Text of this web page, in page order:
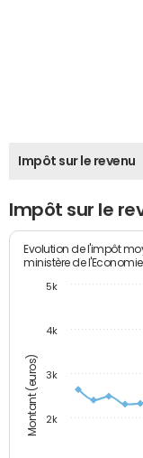
Impôt sur le revenu
Impôt sur le
Montant (euros)
Evolution de l'impôt
ministère de
2k
3k
4k
5k